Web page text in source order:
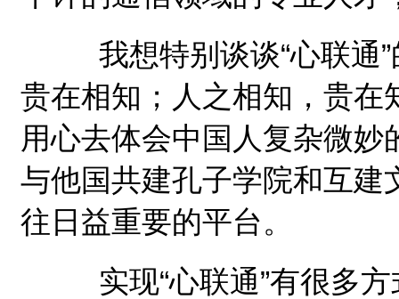
我想特别谈谈“心联通”
贵在相知；人之相知，贵在
用心去体会中国人复杂微
与他国共建孔子学院和互建
往日益重要的平台。
实现“心联通”有很多方